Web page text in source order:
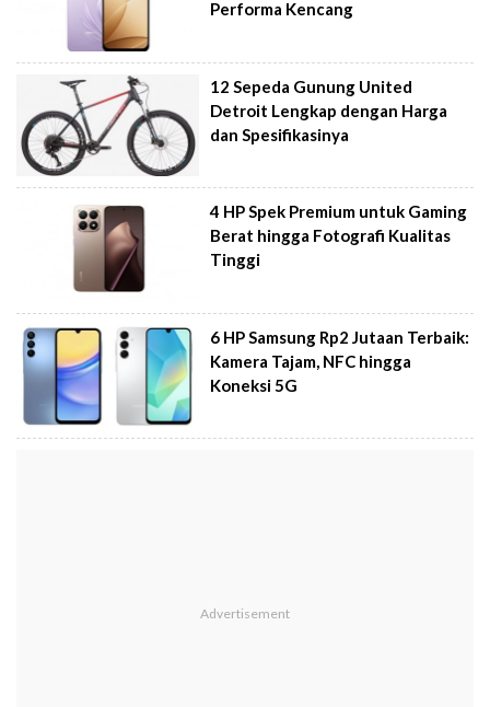
Performa Kencang
12 Sepeda Gunung United
Detroit Lengkap dengan Harga
dan Spesifikasinya
4 HP Spek Premium untuk Gaming
Berat hingga Fotografi Kualitas
Tinggi
6 HP Samsung Rp2 Jutaan Terbaik:
Kamera Tajam, NFC hingga
Koneksi 5G